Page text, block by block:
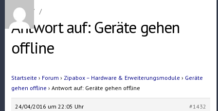
Home / /
Antwort auf: Geräte gehen
offline
Startseite › Forum › Zipabox – Hardware & Erweiterungsmodule › Geräte
gehen offline › Antwort auf: Geräte gehen offline
24/04/2016 um 22:05 Uhr
#1432